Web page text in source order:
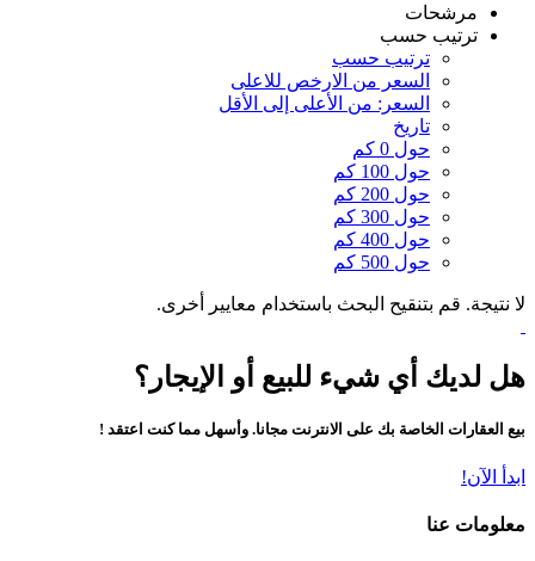
مرشحات
ترتيب حسب
ترتيب حسب
السعر من الارخص للاعلى
السعر: من الأعلى إلى الأقل
تاريخ
حول 0 كم
حول 100 كم
حول 200 كم
حول 300 كم
حول 400 كم
حول 500 كم
لا نتيجة. قم بتنقيح البحث باستخدام معايير أخرى.
هل لديك أي شيء للبيع أو الإيجار؟
بيع العقارات الخاصة بك على الانترنت مجانا. وأسهل مما كنت اعتقد !
ابدأ الآن!
معلومات عنا